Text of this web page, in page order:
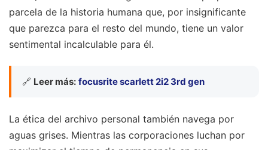
parcela de la historia humana que, por insignificante
que parezca para el resto del mundo, tiene un valor
sentimental incalculable para él.
🔗 Leer más: focusrite scarlett 2i2 3rd gen
La ética del archivo personal también navega por
aguas grises. Mientras las corporaciones luchan por